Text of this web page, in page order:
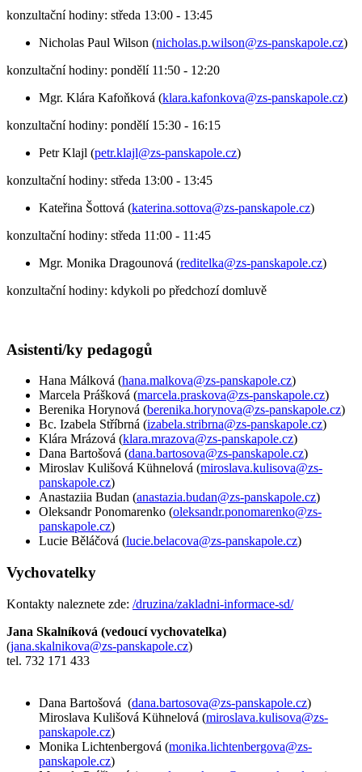
konzultační hodiny: středa 13:00 - 13:45
Nicholas Paul Wilson (nicholas.p.wilson@zs-panskapole.cz)
konzultační hodiny: pondělí 11:50 - 12:20
Mgr. Klára Kafoňková (klara.kafonkova@zs-panskapole.cz)
konzultační hodiny: pondělí 15:30 - 16:15
Petr Klajl (petr.klajl@zs-panskapole.cz)
konzultační hodiny: středa 13:00 - 13:45
Kateřina Šottová (katerina.sottova@zs-panskapole.cz)
konzultační hodiny: středa 11:00 - 11:45
Mgr. Monika Dragounová (reditelka@zs-panskapole.cz)
konzultační hodiny: kdykoli po předchozí domluvě
Asistenti/ky pedagogů
Hana Málková (hana.malkova@zs-panskapole.cz)
Marcela Prášková (marcela.praskova@zs-panskapole.cz)
Berenika Horynová (berenika.horynova@zs-panskapole.cz)
Bc. Izabela Stříbrná (izabela.stribrna@zs-panskapole.cz)
Klára Mrázová (klara.mrazova@zs-panskapole.cz)
Dana Bartošová (dana.bartosova@zs-panskapole.cz)
Miroslav Kulišová Kühnelová (miroslava.kulisova@zs-
panskapole.cz)
Anastaziia Budan (anastazia.budan@zs-panskapole.cz)
Oleksandr Ponomarenko (oleksandr.ponomarenko@zs-
panskapole.cz)
Lucie Běláčová (lucie.belacova@zs-panskapole.cz)
Vychovatelky
Kontakty naleznete zde: /druzina/zakladni-informace-sd/
Jana Skalníková (vedoucí vychovatelka)
(jana.skalnikova@zs-panskapole.cz)
tel. 732 171 433
Dana Bartošová (dana.bartosova@zs-panskapole.cz)
Miroslava Kulišová Kühnelová (miroslava.kulisova@zs-
panskapole.cz)
Monika Lichtenbergová (monika.lichtenbergova@zs-
panskapole.cz)